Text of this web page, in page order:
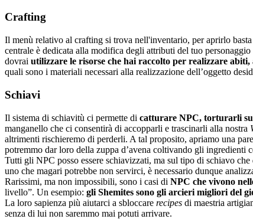
Crafting
Il menù relativo al crafting si trova nell'inventario, per aprirlo
centrale è dedicata alla modifica degli attributi del tuo
dovrai utilizzare le risorse che hai raccolto per realizzare
quali sono i materiali necessari alla realizzazione dell’oggetto
Schiavi
Il sistema di schiavitù ci permette di catturare NPC, torturarli
manganello che ci consentirà di accopparli e trascinarli alla nostra
altrimenti rischieremo di perderli. A tal proposito, apriamo una
potremmo dar loro della zuppa d’avena coltivando gli
Tutti gli NPC posso essere schiavizzati, ma sul tipo di schiavo
uno che magari potrebbe non servirci, è necessario dunque
Rarissimi, ma non impossibili, sono i casi di NPC che vivono
livello”. Un esempio: gli Shemites sono gli arcieri migliori del
La loro sapienza più aiutarci a sbloccare recipes di maestria
senza di lui non saremmo mai potuti arrivare.